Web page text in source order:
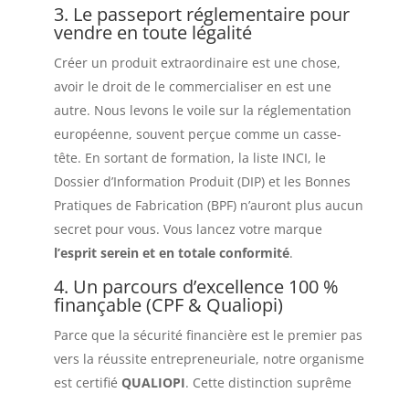
3. Le passeport réglementaire pour
vendre en toute légalité
Créer un produit extraordinaire est une chose,
avoir le droit de le commercialiser en est une
autre. Nous levons le voile sur la réglementation
européenne, souvent perçue comme un casse-
tête. En sortant de formation, la liste INCI, le
Dossier d’Information Produit (DIP) et les Bonnes
Pratiques de Fabrication (BPF) n’auront plus aucun
secret pour vous. Vous lancez votre marque
l’esprit serein et en totale conformité.
4. Un parcours d’excellence 100 %
finançable (CPF & Qualiopi)
Parce que la sécurité financière est le premier pas
vers la réussite entrepreneuriale, notre organisme
est certifié QUALIOPI. Cette distinction suprême